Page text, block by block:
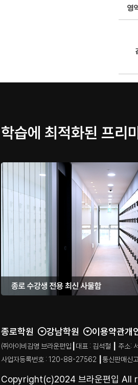
영
학습에 최적화된 프리
종로학원 강남학원 이용약관개
㈜아이비김영 브라운편입┃대표 : 김석철 ┃ 주
사업자등록번호 : 120-88-27562 ┃통신판매신
Copyright(c)2024 브라운편입